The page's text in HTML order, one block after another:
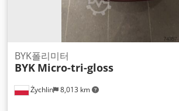
Żychlin 8,013 km
BYK폴리미터
BYK Micro-tri-gloss